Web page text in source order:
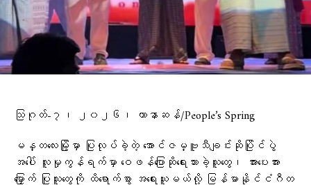
သြဂုတ်-၇၊ ၂၀၂၆၊ ဟာနာဆန်/People’s Spring
မန္တလေးမြို့မှာ ပြုလုပ်ခဲ့တဲ့ အောင်ဇမ္ဗူသီချင်းဆိုပြိုင်ပွဲ
အပေါ် လူမှုကွန်ရက်မှာ ဝေဖန်ပြောဆိုရေးသားခဲ့သူတွေ၊ အားပေးအား
မြှောက် ပြုသူတွေကို ထိရောက်စွာ အရေးယူမယ်လို့ မြန်မာနိုင်ငံဂီတ